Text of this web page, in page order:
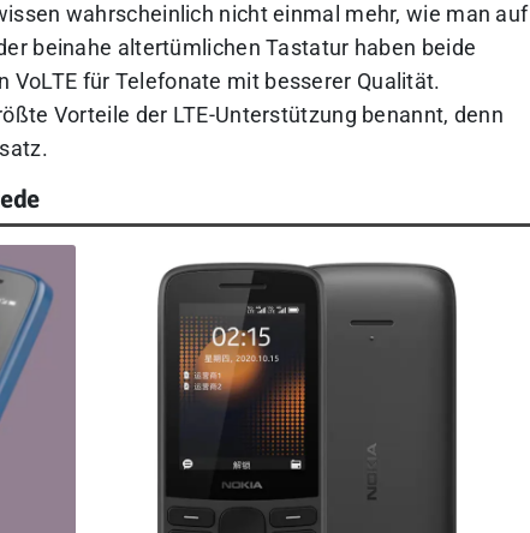
wahrscheinlich nicht einmal mehr, wie man auf
beinahe altertümlichen Tastatur haben beide
VoLTE für Telefonate mit besserer Qualität.
Vorteile der LTE-Unterstützung benannt, denn